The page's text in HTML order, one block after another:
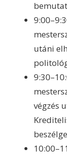
utáni
végzés